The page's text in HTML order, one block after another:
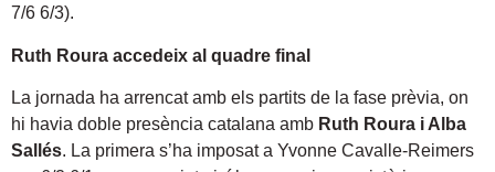
7/6 6/3).
Ruth Roura accedeix al quadre final
La jornada ha arrencat amb els partits de la fase prèvia, on
hi havia doble presència catalana amb Ruth Roura i Alba
Sallés. La primera s’ha imposat a Yvonne Cavalle-Reimers